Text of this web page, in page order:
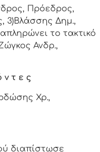
Πρόεδρος,
3)Βλάσσης Δημ.,
το τακτικό
Ανδρ.,
ν τ ε ς
Χρ.,
διαπίστωσε